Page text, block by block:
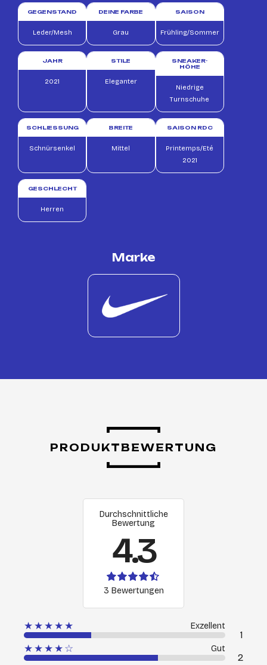
GEGENSTAND
Leder/Mesh
DEINE FARBE
Grau
SAISON
Frühling/Sommer
JAHR
2021
STILE
Eleganter
SNEAKER-
HÖHE
Niedrige
Turnschuhe
SCHLIESSUNG
Schnürsenkel
BREITE
Mittel
SAISON RDC
Printemps/Eté
2021
GESCHLECHT
Herren
Marke
PRODUKTBEWERTUNG
Durchschnittliche
Bewertung
4.3
3 Bewertungen
★★★★★ Exzellent
1
★★★★☆
Gut
2